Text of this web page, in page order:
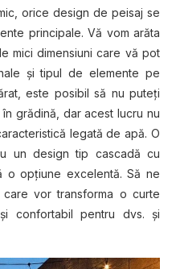
orice design de peisaj se
principale. Vă vom arăta
mici dimensiuni care vă pot
şi tipul de elemente pe
este posibil să nu puteţi
grădină, dar acest lucru nu
legată de apă. O
un design tip cascadă cu
o opţiune excelentă. Să ne
vor transforma o curte
confortabil pentru dvs. şi